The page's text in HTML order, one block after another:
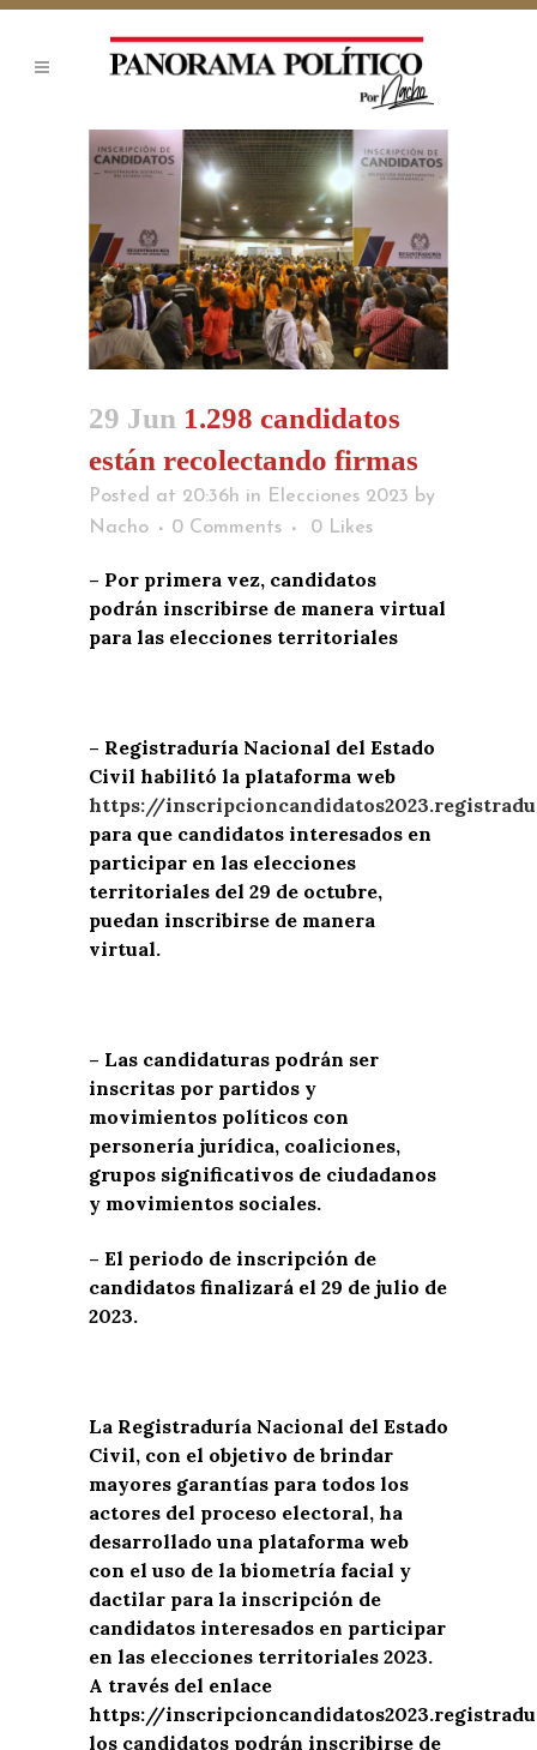
29 Jun 1.298 candidatos
están recolectando firmas
Posted at 20:36h in Elecciones 2023 by
Nacho
0 Comments 0 Likes
– Por primera vez, candidatos
podrán inscribirse de manera virtual
para las elecciones territoriales
– Registraduría Nacional del Estado
Civil habilitó la plataforma web
https://
para que candidatos interesados en
participar en las elecciones
territoriales del 29 de octubre,
puedan inscribirse de manera
virtual.
– Las candidaturas podrán ser
inscritas por partidos y
movimientos políticos con
personería jurídica, coaliciones,
grupos significativos de ciudadanos
y movimientos sociales.
– El periodo de inscripción de
candidatos finalizará el 29 de julio de
2023.
La Registraduría Nacional del Estado
Civil, con el objetivo de brindar
mayores garantías para todos los
actores del proceso electoral, ha
desarrollado una plataforma web
con el uso de la biometría facial y
dactilar para la inscripción de
candidatos interesados en participar
en las elecciones territoriales 2023.
A través del enlace
https://
los candidatos podrán inscribirse de